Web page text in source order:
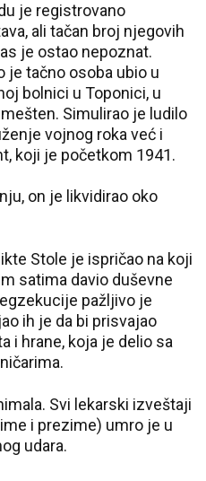
je registrovano
ali tačan broj njegovih
je ostao nepoznat.
je tačno osoba ubio u
bolnici u Toponici, u
Simulirao je ludilo
vojnog roka već i
koji je početkom 1941.
on je likvidirao oko
Stole je ispričao na koji
satima davio duševne
pažljivo je
ih je da bi prisvajao
i hrane, koja je delio sa
Svi lekarski izveštaji
i prezime) umro je u
udara.